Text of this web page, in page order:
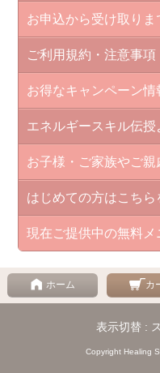
お申込から受け取りま
ご利用規約・注意事項
お得なキャンペーン情
エネルギースキル伝授
お子様・ご家族やご
はじめての方はこち
現在ご提供中の無料メ
ホーム カ
表示切替 :
Copyright Healing